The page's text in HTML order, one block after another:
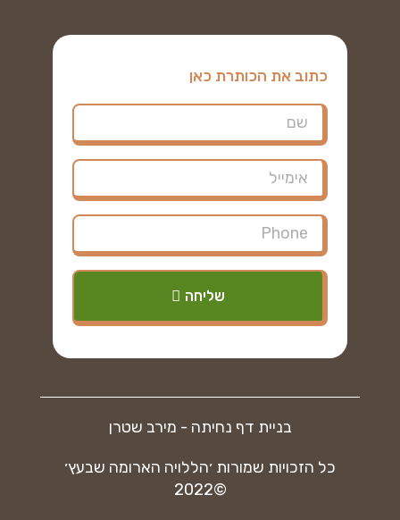
כתוב את הכותרת כאן
שליחה
בניית דף נחיתה - מירב שטרן
כל הזכויות שמורות ׳הללויה הארומה שבעץ׳
©2022